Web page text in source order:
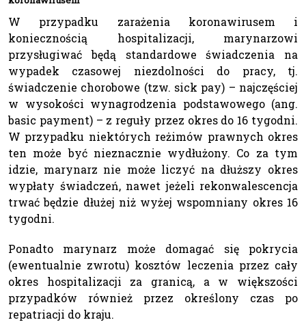
W przypadku zarażenia koronawirusem i
koniecznością hospitalizacji, marynarzowi
przysługiwać będą standardowe świadczenia na
wypadek czasowej niezdolności do pracy, tj.
świadczenie chorobowe (tzw. sick pay) – najczęściej
w wysokości wynagrodzenia podstawowego (ang.
basic payment) – z reguły przez okres do 16 tygodni.
W przypadku niektórych reżimów prawnych okres
ten może być nieznacznie wydłużony. Co za tym
idzie, marynarz nie może liczyć na dłuższy okres
wypłaty świadczeń, nawet jeżeli rekonwalescencja
trwać będzie dłużej niż wyżej wspomniany okres 16
tygodni.
Ponadto marynarz może domagać się pokrycia
(ewentualnie zwrotu) kosztów leczenia przez cały
okres hospitalizacji za granicą, a w większości
przypadków również przez określony czas po
repatriacji do kraju.